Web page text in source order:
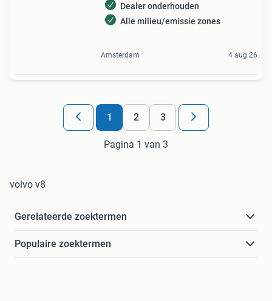
Dealer onderhouden
Alle milieu/emissie zones
Amsterdam 4 aug 26
1 2 3
Pagina 1 van 3
volvo v8
Gerelateerde zoektermen
Populaire zoektermen